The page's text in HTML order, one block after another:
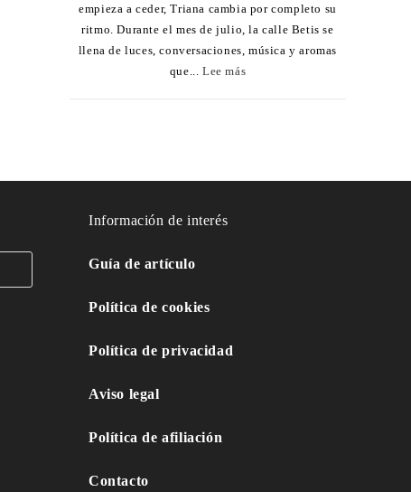
empieza a ceder, Triana cambia por completo su
ritmo. Durante el mes de julio, la calle Betis se
llena de luces, conversaciones, música y aromas
que... Lee más
Información de interés
Guía de artículo
Política de cookies
Política de privacidad
Aviso legal
Política de afiliación
Contacto